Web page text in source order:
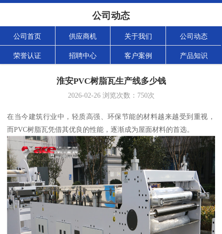
公司动态
公司首页 供应商机 关于我们 公司动态
荣誉认证 招聘中心 客户案例 产品知识
淮安PVC树脂瓦生产线多少钱
2026-02-26浏览次数： 750次
在当今建筑行业中，轻质高强、环保节能的材料越来越受到重视，
而PVC树脂瓦凭借其优良的性能，逐渐成为屋面材料的首选。